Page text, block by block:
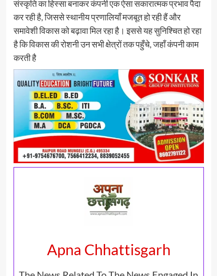
संस्कृति का हिस्सा बनाकर कंपनी एक ऐसा सकारात्मक प्रभाव पैदा
कर रही है, जिससे स्थानीय प्रणालियाँ मजबूत हो रही हैं और
समावेशी विकास को बढ़ावा मिल रहा है। इससे यह सुनिश्चित हो रहा
है कि विकास की रोशनी उन सभी क्षेत्रों तक पहुँचे, जहाँ कंपनी काम
करती है
Apna Chhattisgarh